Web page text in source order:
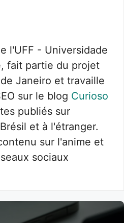
l'UFF - Universidade
fait partie du projet
Janeiro et travaille
sur le blog Curioso
publiés sur
et à l'étranger.
sur l'anime et
sociaux